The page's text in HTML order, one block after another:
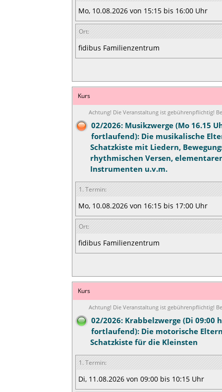
Mo, 10.08.2026 von 15:15 bis 16:00 Uhr
Ort:
fidibus Familienzentrum
Kurs
Achtung! Die Veranstaltung ist gebührenpflichtig!
02/2026: Musikzwerge (Mo 16.15
fortlaufend): Die musikalische
Schatzkiste mit Liedern,
rhythmischen Versen,
Instrumenten u.v.m.
1. Termin:
Mo, 10.08.2026 von 16:15 bis 17:00 Uhr
Ort:
fidibus Familienzentrum
Kurs
Achtung! Die Veranstaltung ist gebührenpflichtig!
02/2026: Krabbelzwerge (Di 09:00
fortlaufend): Die motorische
Schatzkiste für die Kleinsten
1. Termin:
Di, 11.08.2026 von 09:00 bis 10:15 Uhr